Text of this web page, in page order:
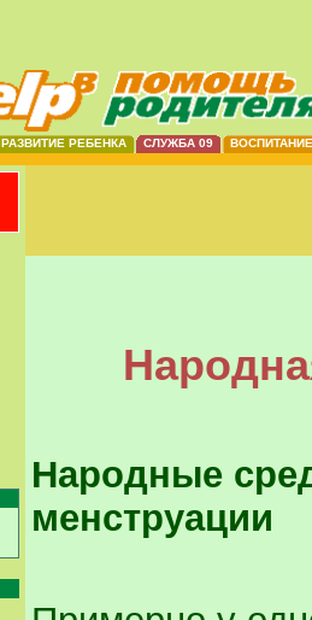
РАЗВИТИЕ РЕБЕНКА СЛУЖБА 09 ВОСПИТАНИЕ
Народные
менструации